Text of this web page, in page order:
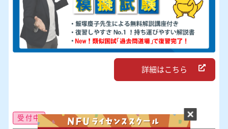
詳細はこちら
受付中